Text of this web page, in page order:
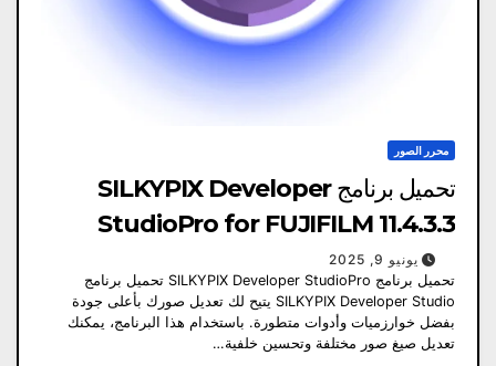
محرر الصور
تحميل برنامج SILKYPIX Developer
StudioPro for FUJIFILM 11.4.3.3
يونيو 9, 2025
تحميل برنامج SILKYPIX Developer StudioPro تحميل برنامج
SILKYPIX Developer Studio يتيح لك تعديل صورك بأعلى جودة
بفضل خوارزميات وأدوات متطورة. باستخدام هذا البرنامج، يمكنك
تعديل صيغ صور مختلفة وتحسين خلفية…